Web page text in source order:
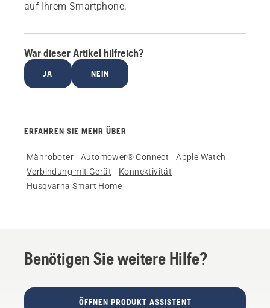
auf Ihrem Smartphone.
War dieser Artikel hilfreich?
JA NEIN
ERFAHREN SIE MEHR ÜBER
Mähroboter Automower® Connect
Apple Watch
Verbindung mit Gerät
Konnektivität
Husqvarna Smart Home
Benötigen Sie weitere Hilfe?
ÖFFNEN PRODUKT ASSISTENT